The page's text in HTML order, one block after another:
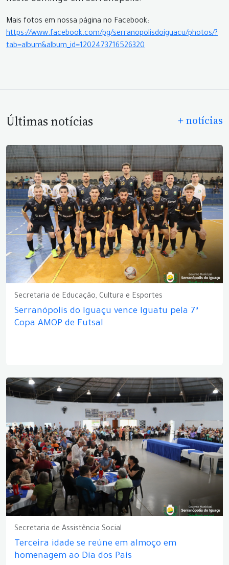
Mais fotos em nossa página no Facebook:
https://www.facebook.com/pg/serranopolisdoiguacu/photos/?
tab=album&album_id=1202473716526320
Últimas notícias + notícias
Secretaria de Educação, Cultura e Esportes
Serranópolis do Iguaçu vence Iguatu pela 7ª
Copa AMOP de Futsal
Secretaria de Assistência Social
Terceira idade se reúne em almoço em
homenagem ao Dia dos Pais